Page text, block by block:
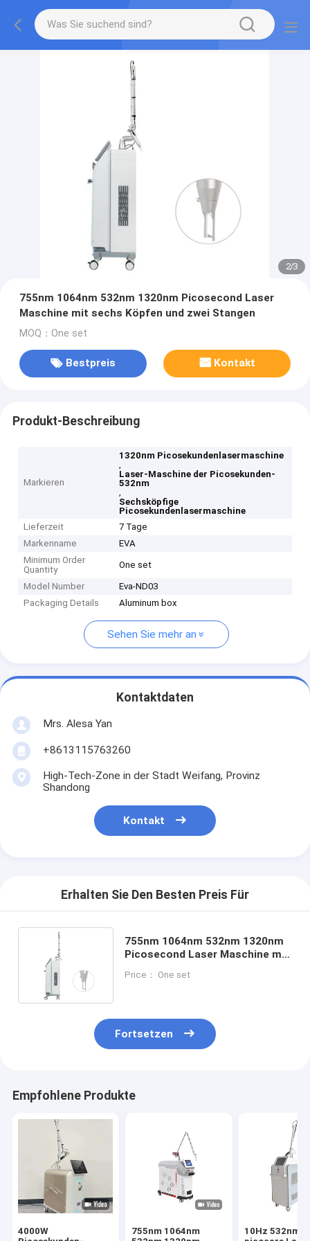
2/3
755nm 1064nm 532nm 1320nm Picosecond Laser
Maschine mit sechs Köpfen und zwei Stangen
MOQ：One set
Bestpreis Kontakt
Produkt-Beschreibung
Markieren
1320nm Picosekundenlasermaschine
,
Laser-Maschine der Picosekunden-
532nm
,
Sechsköpfige
Picosekundenlasermaschine
Lieferzeit
7 Tage
Markenname
EVA
Minimum Order
Quantity
One set
Model Number
Eva-ND03
Packaging Details
Aluminum box
Sehen Sie mehr an
Kontaktdaten
Mrs. Alesa Yan
+8613115763260
High-Tech-Zone in der Stadt Weifang, Provinz
Shandong
Kontakt
Erhalten Sie Den Besten Preis Für
755nm 1064nm 532nm 1320nm
Picosecond Laser Maschine mit
Price： One set
Fortsetzen
Empfohlene Produkte
4000W
755nm 1064nm
10Hz 532nm